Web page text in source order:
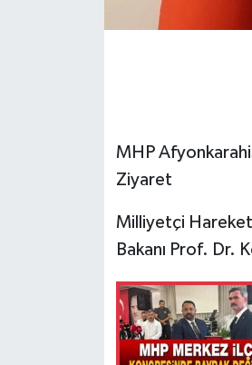
MHP
Ziyaret
Milliyetçi
Bakanı Prof. Dr.